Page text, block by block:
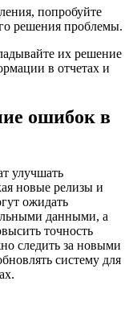
попробуйте
решения проблемы.
их решение
в отчетах и
ошибок в
улучшать
новые релизы и
ожидать
данными, а
точность
следить за новыми
систему для